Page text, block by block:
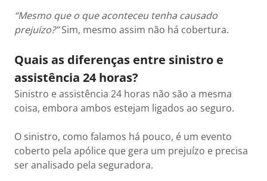
“Mesmo que o que aconteceu tenha causado
prejuízo?”Sim, mesmo assim não há cobertura.
Quais as diferenças entre sinistro e
assistência 24 horas?
Sinistro e assistência 24 horas não são a mesma
coisa, embora ambos estejam ligados ao seguro.
O sinistro, como falamos há pouco, é um evento
coberto pela apólice que gera um prejuízo e precisa
ser analisado pela seguradora.